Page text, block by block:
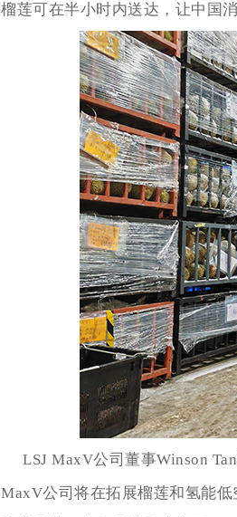
榴莲可在半小时内送达，让中国
LSJ MaxV公司董事Winson
MaxV公司将在拓展榴莲和氢能